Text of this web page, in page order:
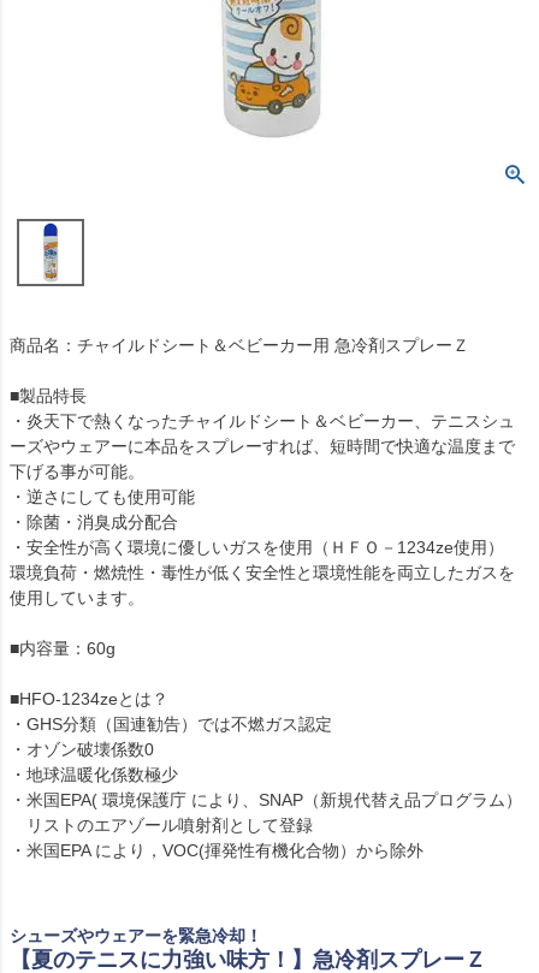
商品名：チャイルドシート＆ベビーカー用 急冷剤スプレーＺ
■製品特長
・炎天下で熱くなったチャイルドシート＆ベビーカー、テニスシュ
ーズやウェアーに本品をスプレーすれば、短時間で快適な温度まで
下げる事が可能。
・逆さにしても使用可能
・除菌・消臭成分配合
・安全性が高く環境に優しいガスを使用（ＨＦＯ－1234ze使用）
環境負荷・燃焼性・毒性が低く安全性と環境性能を両立したガスを
使用しています。
■内容量：60g
■HFO-1234zeとは？
・GHS分類（国連勧告）では不燃ガス認定
・オゾン破壊係数0
・地球温暖化係数極少
・米国EPA( 環境保護庁 により、SNAP（新規代替え品プログラム）
リストのエアゾール噴射剤として登録
・米国EPA により，VOC(揮発性有機化合物）から除外
シューズやウェアーを緊急冷却！
【夏のテニスに力強い味方！】急冷剤スプレーＺ